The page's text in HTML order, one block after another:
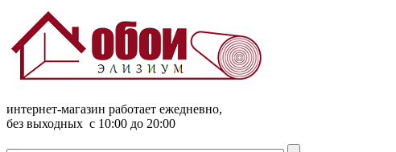
интернет-магазин работает ежедневно,
без выходных c 10:00 до 20:00